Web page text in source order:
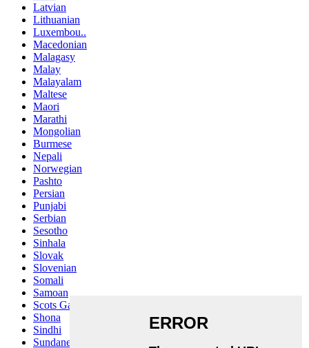
Latvian
Lithuanian
Luxembou..
Macedonian
Malagasy
Malay
Malayalam
Maltese
Maori
Marathi
Mongolian
Burmese
Nepali
Norwegian
Pashto
Persian
Punjabi
Serbian
Sesotho
Sinhala
Slovak
Slovenian
Somali
Samoan
Scots Gaelic
Shona
Sindhi
Sundanese